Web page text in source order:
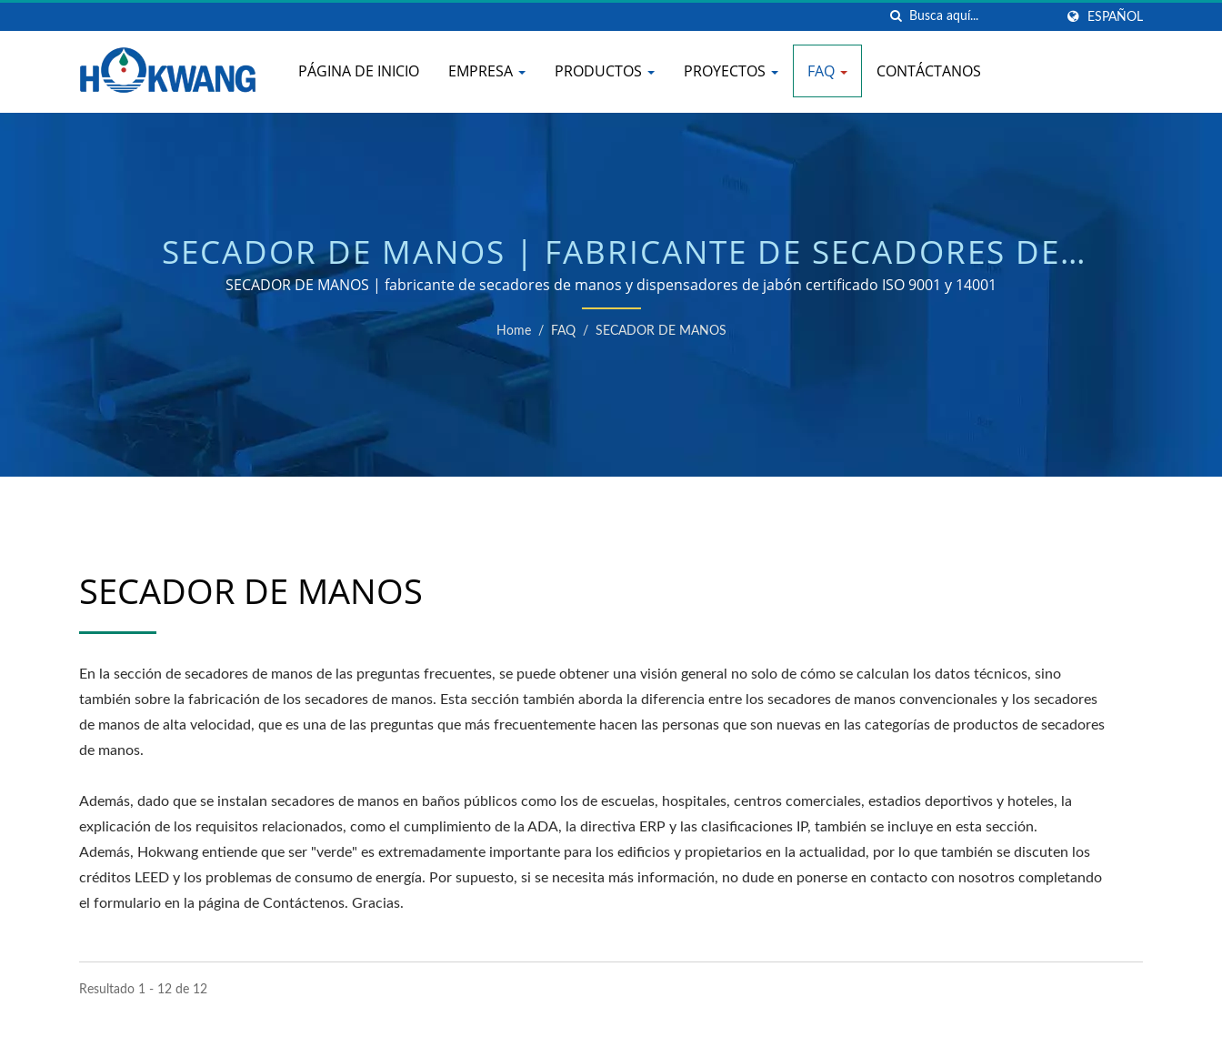
ESPAÑOL
PÁGINA DE INICIO EMPRESA PRODUCTOS PROYECTOS FAQ CONTÁCTANOS
SECADOR DE MANOS | FABRICANTE DE SECADORES DE
MANOS PARA BAÑOS COMERCIALES | HOKWANG
SECADOR DE MANOS | fabricante de secadores de manos y dispensadores de jabón certificado ISO 9001 y 14001
Home / FAQ / SECADOR DE MANOS
SECADOR DE MANOS
En la sección de secadores de manos de las preguntas frecuentes, se puede obtener una visión general no solo de cómo se calculan los datos técnicos, sino
también sobre la fabricación de los secadores de manos. Esta sección también aborda la diferencia entre los secadores de manos convencionales y los secadores
de manos de alta velocidad, que es una de las preguntas que más frecuentemente hacen las personas que son nuevas en las categorías de productos de secadores
de manos.
Además, dado que se instalan secadores de manos en baños públicos como los de escuelas, hospitales, centros comerciales, estadios deportivos y hoteles, la
explicación de los requisitos relacionados, como el cumplimiento de la ADA, la directiva ERP y las clasificaciones IP, también se incluye en esta sección.
Además, Hokwang entiende que ser "verde" es extremadamente importante para los edificios y propietarios en la actualidad, por lo que también se discuten los
créditos LEED y los problemas de consumo de energía. Por supuesto, si se necesita más información, no dude en ponerse en contacto con nosotros completando
el formulario en la página de Contáctenos. Gracias.
Resultado 1 - 12 de 12